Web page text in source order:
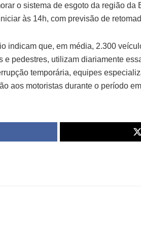
o sistema de esgoto da região da
às 14h, com previsão de
indicam que, em média, 2.300
e pedestres, utilizam diariamente
temporária, equipes
aos motoristas durante o período